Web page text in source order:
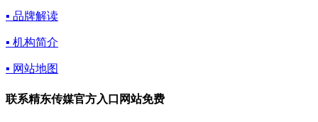
▪ 品牌解读
▪ 机构简介
▪ 网站地图
联系精东传媒官方入口网站免费